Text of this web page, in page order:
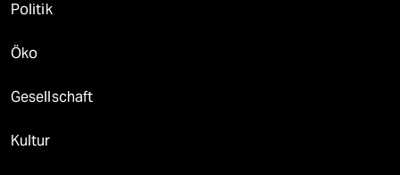
Politik
Öko
Gesellschaft
Kultur